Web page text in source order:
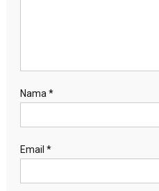
Nama*
Email *